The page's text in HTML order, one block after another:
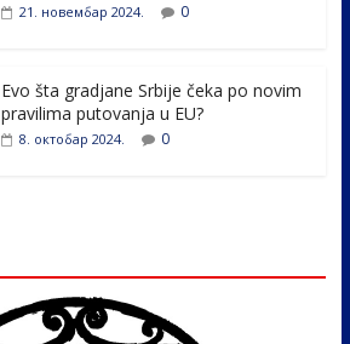
21. новембар 2024. 0
Evo šta gradjane Srbije čeka po novim
pravilima putovanja u EU?
8. октобар 2024. 0